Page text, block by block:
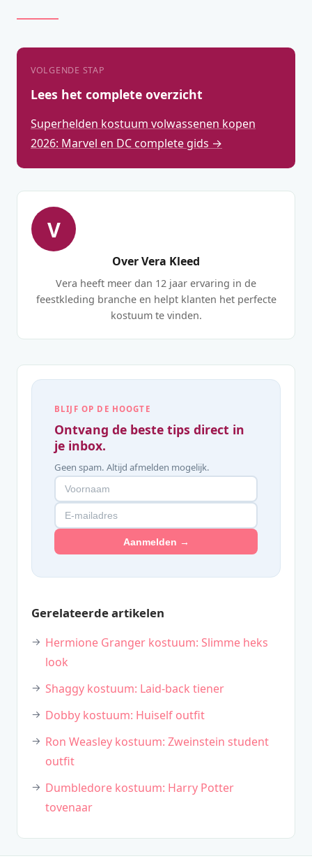
VOLGENDE STAP
Lees het complete overzicht
Superhelden kostuum volwassenen kopen
2026: Marvel en DC complete gids →
V
Over Vera Kleed
Vera heeft meer dan 12 jaar ervaring in de
feestkleding branche en helpt klanten het perfecte
kostuum te vinden.
BLIJF OP DE HOOGTE
Ontvang de beste tips direct in
je inbox.
Geen spam. Altijd afmelden mogelijk.
Aanmelden →
Gerelateerde artikelen
Hermione Granger kostuum: Slimme heks
look
Shaggy kostuum: Laid-back tiener
Dobby kostuum: Huiself outfit
Ron Weasley kostuum: Zweinstein student
outfit
Dumbledore kostuum: Harry Potter
tovenaar